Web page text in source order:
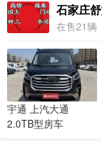
在售21辆
宇通 上汽大通
2.0TB型房车